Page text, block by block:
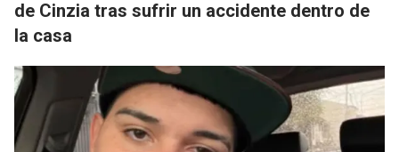
de Cinzia tras sufrir un accidente dentro de
la casa